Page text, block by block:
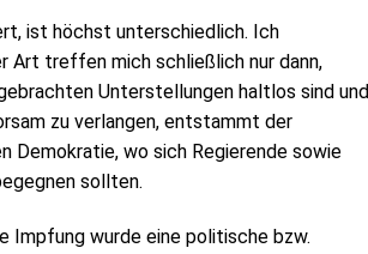
ist höchst unterschiedlich. Ich
Art treffen mich schließlich nur dann,
Unterstellungen haltlos sind und
zu verlangen, entstammt der
Demokratie, wo sich Regierende sowie
sollten.
Impfung wurde eine politische bzw.